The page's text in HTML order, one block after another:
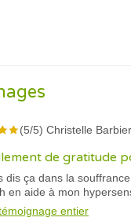
(5/5) Christelle
de gratitude
dis ça dans la
en aide à mon
entier